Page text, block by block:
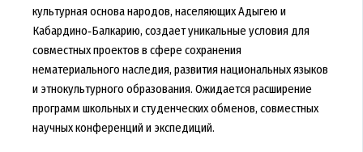
культурная основа народов, населяющих Адыгею и
Кабардино‑Балкарию, создает уникальные условия для
совместных проектов в сфере сохранения
нематериального наследия, развития национальных языков
и этнокультурного образования. Ожидается расширение
программ школьных и студенческих обменов, совместных
научных конференций и экспедиций.